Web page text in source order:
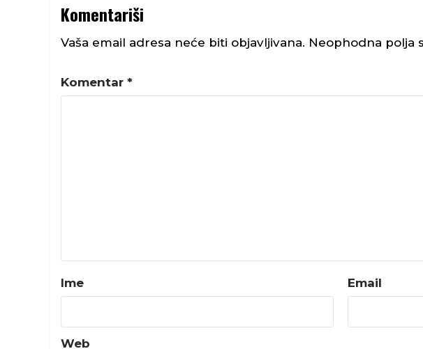
Komentariši
Vaša email adresa neće biti objavljivana. Neophodna polja
Komentar *
Ime Email
Web